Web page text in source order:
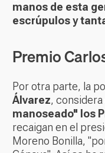
manos de esta
escrúpulos y
Premio
Por otra parte, la
Álvarez, considera
manoseado" los
recaigan en el
Moreno Bonilla,